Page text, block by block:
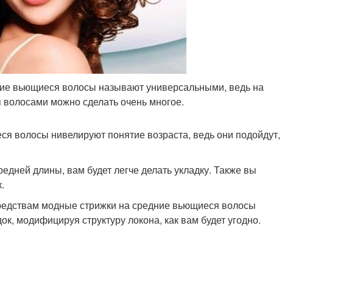
вьющиеся волосы называют универсальными, ведь на
можно сделать очень многое.
волосы нивелируют понятие возраста, ведь они подойдут,
длины, вам будет легче делать укладку. Также вы
модные стрижки на средние вьющиеся волосы
модифицируя структуру локона, как вам будет угодно.